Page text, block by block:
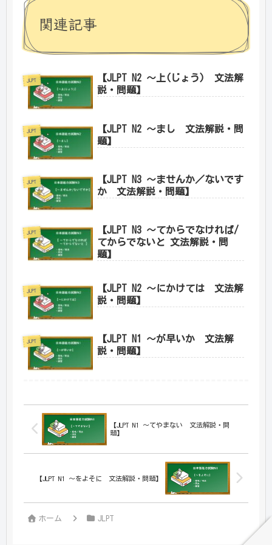
関連記事
JLPT
【JLPT N2 ～上(じょう) 文法解
説・問題】
JLPT
【JLPT N2 ～まし 文法解説・問
題】
JLPT
【JLPT N3 ～ませんか／ないです
か 文法解説・問題】
JLPT
【JLPT N3 ～てからでなければ/
てからでないと 文法解説・問
題】
JLPT
【JLPT N2 ～にかけては 文法解
説・問題】
JLPT
【JLPT N1 ～が早いか 文法解
説・問題】
【JLPT N1 ～てやまない 文法解説・問
題】
【JLPT N1 ～をよそに 文法解説・問題】
ホーム JLPT